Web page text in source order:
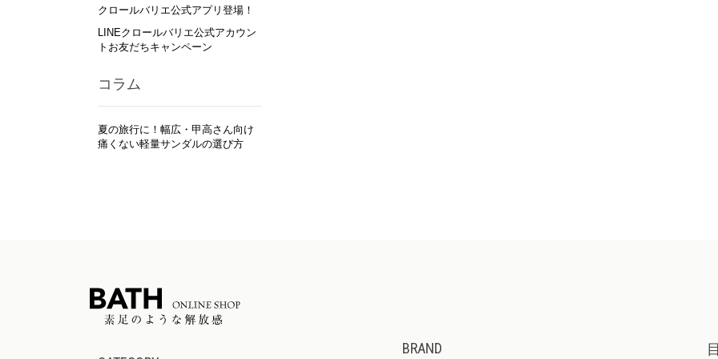
クロールバリエ公式アプリ登場！
LINEクロールバリエ公式アカウン
トお友だちキャンペーン
コラム
夏の旅行に！幅広・甲高さん向け
痛くない軽量サンダルの選び方
BRAND